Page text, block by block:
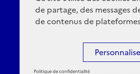
de partage, des messages
de contenus de
Politique de confidentialité